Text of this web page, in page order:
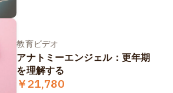
教育ビデオ
アナトミーエンジェル：更年期
を理解する
￥21,780